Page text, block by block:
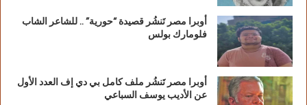
أوبرا مصر تَنشُر قصيدة “حورية” .. للشاعر الشاب
فلومارك بولس
أوبرا مصر تَنشُر ملف كامل بي دي إف العدد الأول
عن الأديب يوسف السباعي